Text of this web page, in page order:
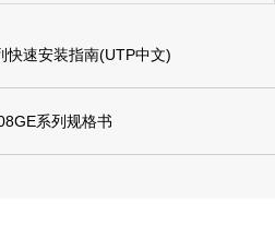
快速安装指南(UTP中文)
系列规格书